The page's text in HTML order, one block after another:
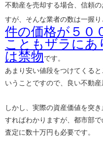
不動産を売却する場合、信頼
すが、そんな業者の数は一握り
件の価格が５０
こともザラにあ
は禁物です。
あまり安い値段をつけてくる
いうことですので、良い不動産
しかし、実際の資産価値を突
すればわかりますが、都市部
査定に数十万円も必要です。